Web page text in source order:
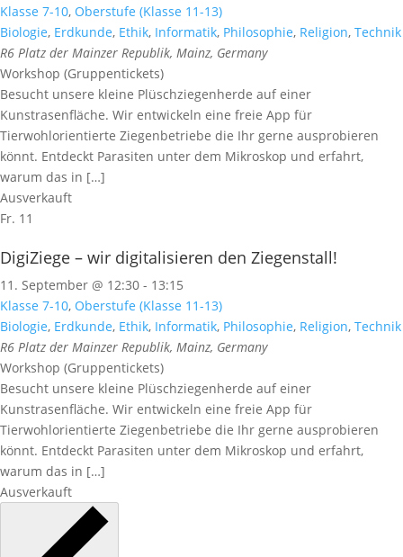
Klasse 7-10, Oberstufe (Klasse 11-13)
Biologie, Erdkunde, Ethik, Informatik, Philosophie, Religion, Technik
R6 Platz der Mainzer Republik, Mainz, Germany
Workshop (Gruppentickets)
Besucht unsere kleine Plüschziegenherde auf einer
Kunstrasenfläche. Wir entwickeln eine freie App für
Tierwohlorientierte Ziegenbetriebe die Ihr gerne ausprobieren
könnt. Entdeckt Parasiten unter dem Mikroskop und erfahrt,
warum das in […]
Ausverkauft
Fr. 11
DigiZiege – wir digitalisieren den Ziegenstall!
11. September @ 12:30 - 13:15
Klasse 7-10, Oberstufe (Klasse 11-13)
Biologie, Erdkunde, Ethik, Informatik, Philosophie, Religion, Technik
R6 Platz der Mainzer Republik, Mainz, Germany
Workshop (Gruppentickets)
Besucht unsere kleine Plüschziegenherde auf einer
Kunstrasenfläche. Wir entwickeln eine freie App für
Tierwohlorientierte Ziegenbetriebe die Ihr gerne ausprobieren
könnt. Entdeckt Parasiten unter dem Mikroskop und erfahrt,
warum das in […]
Ausverkauft